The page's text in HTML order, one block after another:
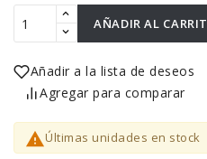
AÑADIR AL
Añadir a la lista de deseos
Agregar para comparar
Últimas unidades en stock